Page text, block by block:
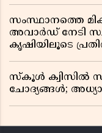
സംസ്ഥാനത്തെ
അവാർഡ് നേടി
കൃഷിയിലൂടെ
സ്കൂൾ ക്വിസിൽ
ചോദ്യങ്ങൾ;